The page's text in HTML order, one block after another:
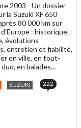
2003 - Un dossier
la Suzuki XF 650
80 000 km sur
: historique,
évolutions
entretien et fiabilité,
en ville, en tout-
en balades...
SUZUKI 222